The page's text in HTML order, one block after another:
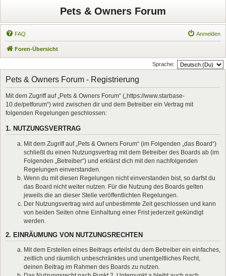
Pets & Owners Forum
FAQ Anmelden
Foren-Übersicht
Sprache:
Pets & Owners Forum - Registrierung
Mit dem Zugriff auf „Pets & Owners Forum“ („https://www.starbase-
10.de/petforum“) wird zwischen dir und dem Betreiber ein Vertrag mit
folgenden Regelungen geschlossen:
1. NUTZUNGSVERTRAG
Mit dem Zugriff auf „Pets & Owners Forum“ (im Folgenden „das Board“)
schließt du einen Nutzungsvertrag mit dem Betreiber des Boards ab (im
Folgenden „Betreiber“) und erklärst dich mit den nachfolgenden
Regelungen einverstanden.
Wenn du mit diesen Regelungen nicht einverstanden bist, so darfst du
das Board nicht weiter nutzen. Für die Nutzung des Boards gelten
jeweils die an dieser Stelle veröffentlichten Regelungen.
Der Nutzungsvertrag wird auf unbestimmte Zeit geschlossen und kann
von beiden Seiten ohne Einhaltung einer Frist jederzeit gekündigt
werden.
2. EINRÄUMUNG VON NUTZUNGSRECHTEN
Mit dem Erstellen eines Beitrags erteilst du dem Betreiber ein einfaches,
zeitlich und räumlich unbeschränktes und unentgeltliches Recht,
deinen Beitrag im Rahmen des Boards zu nutzen.